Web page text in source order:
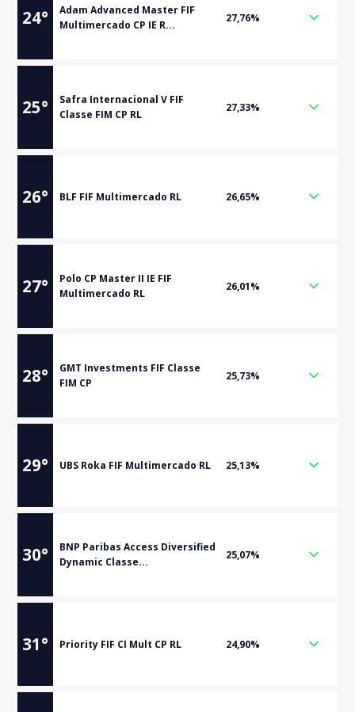
24°
Adam Advanced Master FIF
Multimercado CP IE R...
27,76%
25°
Safra Internacional V FIF
Classe FIM CP RL
27,33%
26° BLF FIF Multimercado RL 26,65%
27°
Polo CP Master II IE FIF
Multimercado RL
26,01%
28°
GMT Investments FIF Classe
FIM CP
25,73%
29° UBS Roka FIF Multimercado RL 25,13%
30°
BNP Paribas Access Diversified
Dynamic Classe...
25,07%
31° Priority FIF CI Mult CP RL 24,90%